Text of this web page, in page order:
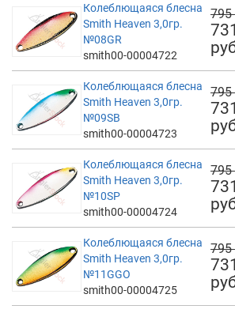
Колеблющаяся блесна
Smith Heaven 3,0гр.
№08GR
smith00-00004722
795
731
Колеблющаяся блесна
Smith Heaven 3,0гр.
№09SB
smith00-00004723
795
731
Колеблющаяся блесна
Smith Heaven 3,0гр.
№10SP
smith00-00004724
795
731
Колеблющаяся блесна
Smith Heaven 3,0гр.
№11GGO
smith00-00004725
795
731